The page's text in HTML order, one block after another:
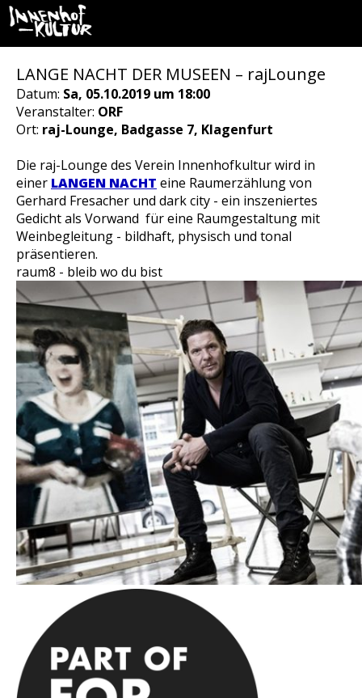
LANGE NACHT DER MUSEEN – rajLounge
Datum: Sa, 05.10.2019 um 18:00
Veranstalter: ORF
Ort: raj-Lounge, Badgasse 7, Klagenfurt
Die raj-Lounge des Verein Innenhofkultur wird in
einer LANGEN NACHT eine Raumerzählung von
Gerhard Fresacher und dark city - ein inszeniertes
Gedicht als Vorwand für eine Raumgestaltung mit
Weinbegleitung - bildhaft, physisch und tonal
präsentieren.
raum8 - bleib wo du bist